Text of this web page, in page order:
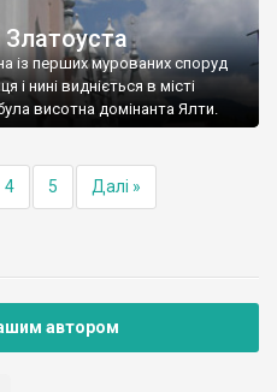
із перших мурованих споруд
і нині видніється в місті
висотна домінанта Ялти.
4 5 Далі »
автором